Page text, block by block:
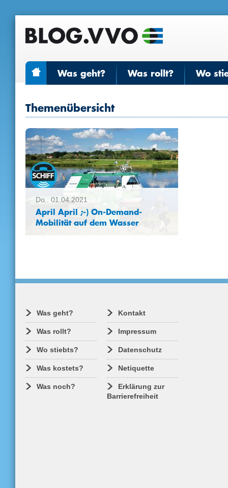
Was geht? Was rollt? Wo
Themenübersicht
Do.. 01.04.2021
April April ;-) On-Demand-
Mobilität auf dem Wasser
die Flexibilität, die es uns ermöglicht,
Was geht?
Was rollt?
Wo stiebts?
Was kostets?
Was noch?
Kontakt
Impressum
Datenschutz
Netiquette
Erklärung zur
Barrierefreiheit